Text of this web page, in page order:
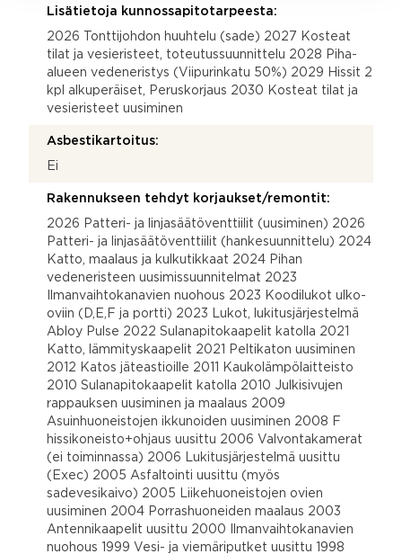
Lisätietoja kunnossapitotarpeesta:
2026 Tonttijohdon huuhtelu (sade) 2027 Kosteat
tilat ja vesieristeet, toteutussuunnittelu 2028 Piha-
alueen vedeneristys (Viipurinkatu 50%) 2029 Hissit 2
kpl alkuperäiset, Peruskorjaus 2030 Kosteat tilat ja
vesieristeet uusiminen
Asbestikartoitus:
Ei
Rakennukseen tehdyt korjaukset/remontit:
2026 Patteri- ja linjasäätöventtiilit (uusiminen) 2026
Patteri- ja linjasäätöventtiilit (hankesuunnittelu) 2024
Katto, maalaus ja kulkutikkaat 2024 Pihan
vedeneristeen uusimissuunnitelmat 2023
Ilmanvaihtokanavien nuohous 2023 Koodilukot ulko-
oviin (D,E,F ja portti) 2023 Lukot, lukitusjärjestelmä
Abloy Pulse 2022 Sulanapitokaapelit katolla 2021
Katto, lämmityskaapelit 2021 Peltikaton uusiminen
2012 Katos jäteastioille 2011 Kaukolämpölaitteisto
2010 Sulanapitokaapelit katolla 2010 Julkisivujen
rappauksen uusiminen ja maalaus 2009
Asuinhuoneistojen ikkunoiden uusiminen 2008 F
hissikoneisto+ohjaus uusittu 2006 Valvontakamerat
(ei toiminnassa) 2006 Lukitusjärjestelmä uusittu
(Exec) 2005 Asfaltointi uusittu (myös
sadevesikaivo) 2005 Liikehuoneistojen ovien
uusiminen 2004 Porrashuoneiden maalaus 2003
Antennikaapelit uusittu 2000 Ilmanvaihtokanavien
nuohous 1999 Vesi- ja viemäriputket uusittu 1998